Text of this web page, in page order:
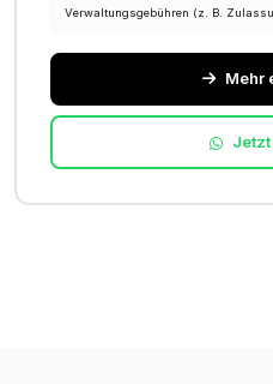
Verwaltungsgebühren (z. B.
Mehr
Jetzt